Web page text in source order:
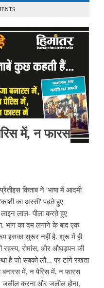
में, न फारस
किताब ने 'भाषा में आदमी
का अस्सी' पढ़ते हुए
लाल- पीला करते हुए
भांग का दम लगाने के बाद एक
इसका सुरूर नहीं है. शुरू में ही
रहस्य, रोमांस, और औघड़पन की
है जो सबको लौ... पर टांगे रखता
में, न पेरिस में, न फारस
करना और जलील होना,